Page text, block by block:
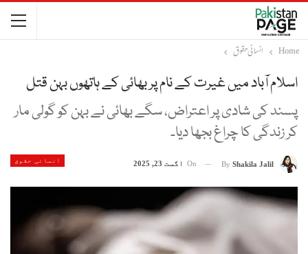
Home
انسانی حقوق
اسلام آباد میں غیرت کے نام پر بھائی کے ہاتھوں بہن قتل
پسند کی شادی پر اعتراض، سگے بھائی نے بہن کو گولی مار
کر زندگی کا چراغ بجھا دیا۔
انسانی حقوق By Shakila Jalil
On اگست 23, 2025